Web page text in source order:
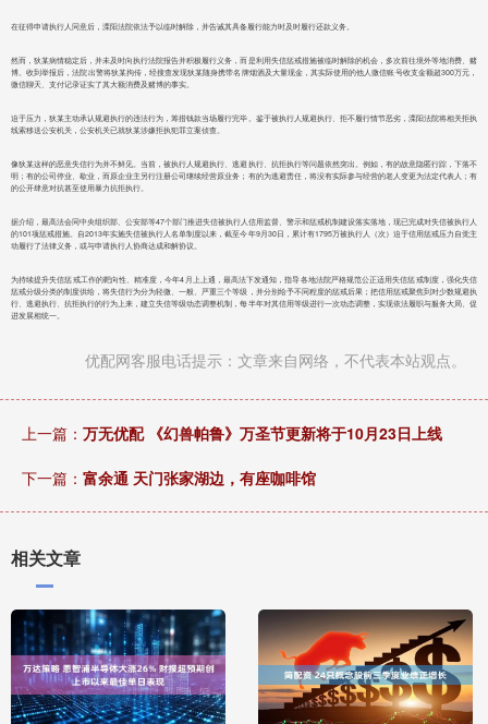
在征得申请执行人同意后，溧阳法院依法予以临时解除，并告诫其具备履行能力时及时履行还款义务。
然而，狄某病情稳定后，并未及时向执行法院报告并积极履行义务，而是利用失信惩戒措施被临时解除的机会，多次前往境外等地消费、赌
博。收到举报后，法院出警将狄某拘传，经搜查发现狄某随身携带名牌烟酒及大量现金，其实际使用的他人微信账号收支金额超300万元，
微信聊天、支付记录证实了其大额消费及赌博的事实。
迫于压力，狄某主动承认规避执行的违法行为，筹措钱款当场履行完毕。鉴于被执行人规避执行、拒不履行情节恶劣，溧阳法院将相关拒执
线索移送公安机关，公安机关已就狄某涉嫌拒执犯罪立案侦查。
像狄某这样的恶意失信行为并不鲜见。当前，被执行人规避执行、逃避执行、抗拒执行等问题依然突出。例如，有的故意隐匿行踪，下落不
明；有的公司停业、歇业，而原企业主另行注册公司继续经营原业务；有的为逃避责任，将没有实际参与经营的老人变更为法定代表人；有
的公开肆意对抗甚至使用暴力抗拒执行。
据介绍，最高法会同中央组织部、公安部等47个部门推进失信被执行人信用监督、警示和惩戒机制建设落实落地，现已完成对失信被执行人
的101项惩戒措施。自2013年实施失信被执行人名单制度以来，截至今年9月30日，累计有1795万被执行人（次）迫于信用惩戒压力自觉主
动履行了法律义务，或与申请执行人协商达成和解协议。
为持续提升失信惩戒工作的靶向性、精准度，今年4月上上通，最高法下发通知，指导各地法院严格规范公正适用失信惩戒制度，强化失信
惩戒分级分类的制度供给，将失信行为分为轻微、一般、严重三个等级，并分别给予不同程度的惩戒后果；把信用惩戒聚焦到对少数规避执
行、逃避执行、抗拒执行的行为上来，建立失信等级动态调整机制，每半年对其信用等级进行一次动态调整，实现依法履职与服务大局、促
进发展相统一。
优配网客服电话提示：文章来自网络，不代表本站观点。
上一篇： 万无优配 《幻兽帕鲁》万圣节更新将于10月23日上线
下一篇： 富余通 天门张家湖边，有座咖啡馆
相关文章